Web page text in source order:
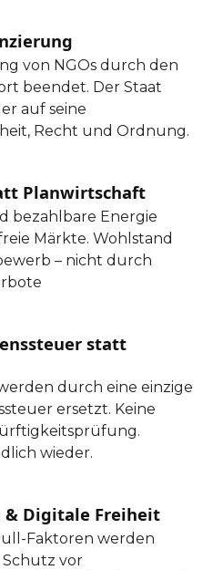
von NGOs durch den
beendet. Der Staat
auf seine
Recht und Ordnung.
Planwirtschaft
bezahlbare Energie
Märkte. Wohlstand
– nicht durch
statt
durch eine einzige
ersetzt. Keine
wieder.
& Digitale Freiheit
Faktoren werden
vor